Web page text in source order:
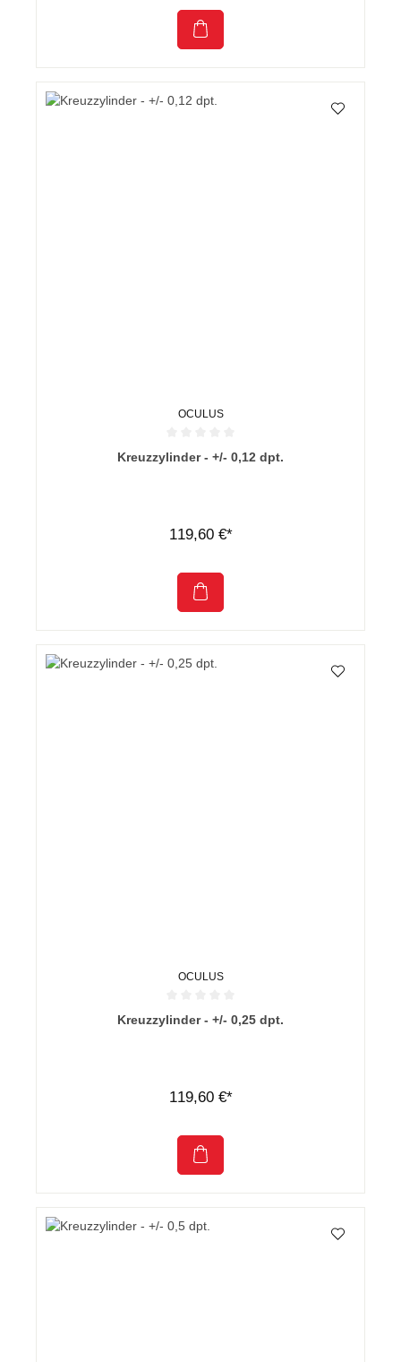
OCULUS
Durchschnittliche Bewertung von 0 von 5 Sternen
Kreuzzylinder - +/- 0,12 dpt.
119,60 €*
OCULUS
Durchschnittliche Bewertung von 0 von 5 Sternen
Kreuzzylinder - +/- 0,25 dpt.
119,60 €*